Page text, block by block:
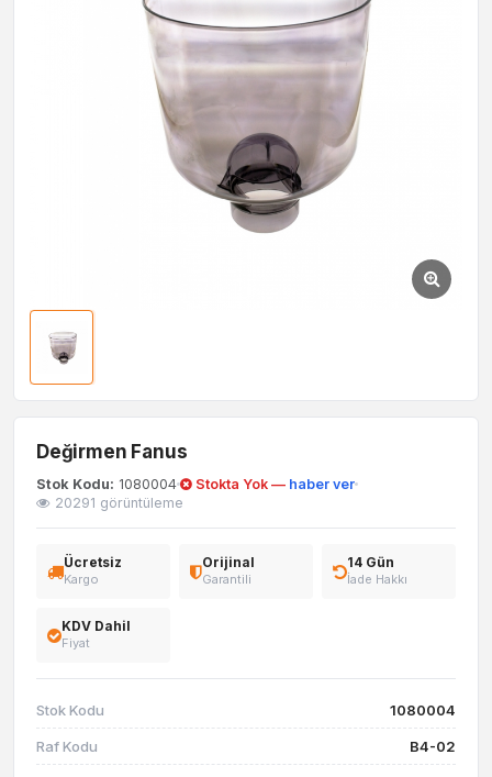
Değirmen Fanus
Stok Kodu: 1080004 Stokta Yok — haber ver
20291 görüntüleme
Ücretsiz
Kargo
Orijinal
Garantili
14 Gün
İade Hakkı
KDV Dahil
Fiyat
Stok Kodu 1080004
Raf Kodu B4-02